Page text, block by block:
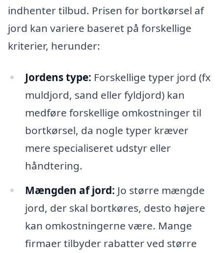
indhenter tilbud. Prisen for bortkørsel af
jord kan variere baseret på forskellige
kriterier, herunder:
Jordens type: Forskellige typer jord (fx
muldjord, sand eller fyldjord) kan
medføre forskellige omkostninger til
bortkørsel, da nogle typer kræver
mere specialiseret udstyr eller
håndtering.
Mængden af jord: Jo større mængde
jord, der skal bortkøres, desto højere
kan omkostningerne være. Mange
firmaer tilbyder rabatter ved større